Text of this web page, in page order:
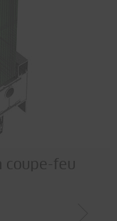
coupe-feu